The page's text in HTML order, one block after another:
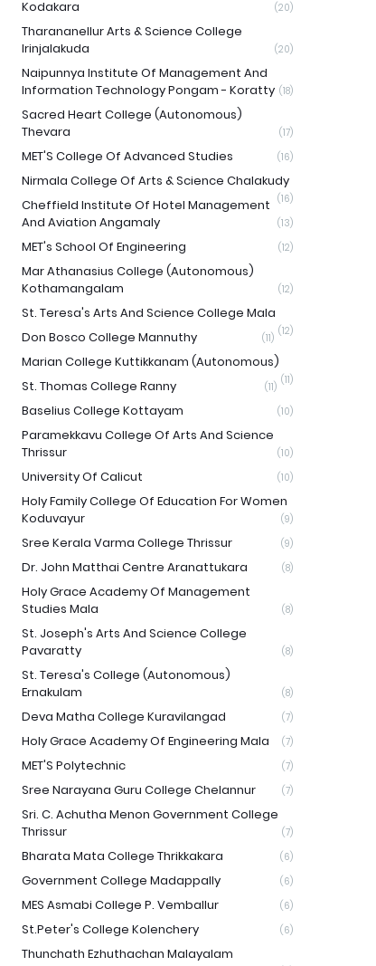
Kodakara
(20)
Tharananellur Arts & Science College
Irinjalakuda
(20)
Naipunnya Institute Of Management And
Information Technology Pongam - Koratty (18)
Sacred Heart College (Autonomous)
Thevara
(17)
MET'S College Of Advanced Studies (16)
Nirmala College Of Arts & Science Chalakudy
(16)
Cheffield Institute Of Hotel Management
And Aviation Angamaly
(13)
MET's School Of Engineering (12)
Mar Athanasius College (Autonomous)
Kothamangalam
(12)
St. Teresa's Arts And Science College Mala
(12)
Don Bosco College Mannuthy (11)
Marian College Kuttikkanam (Autonomous)
(11)
St. Thomas College Ranny (11)
Baselius College Kottayam (10)
Paramekkavu College Of Arts And Science
Thrissur
(10)
University Of Calicut (10)
Holy Family College Of Education For Women
Koduvayur
(9)
Sree Kerala Varma College Thrissur (9)
Dr. John Matthai Centre Aranattukara (8)
Holy Grace Academy Of Management
Studies Mala
(8)
St. Joseph's Arts And Science College
Pavaratty
(8)
St. Teresa's College (Autonomous)
Ernakulam
(8)
Deva Matha College Kuravilangad (7)
Holy Grace Academy Of Engineering Mala (7)
MET'S Polytechnic (7)
Sree Narayana Guru College Chelannur (7)
Sri. C. Achutha Menon Government College
Thrissur
(7)
Bharata Mata College Thrikkakara (6)
Government College Madappally (6)
MES Asmabi College P. Vemballur (6)
St.Peter's College Kolenchery (6)
Thunchath Ezhuthachan Malayalam